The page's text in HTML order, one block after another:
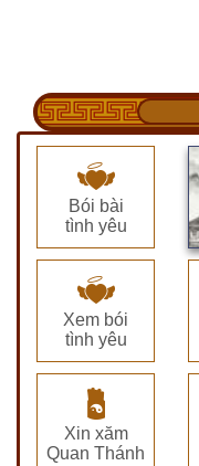
Bói bài
tình yêu
Xem bói
tình yêu
Xin xăm
Quan Thánh